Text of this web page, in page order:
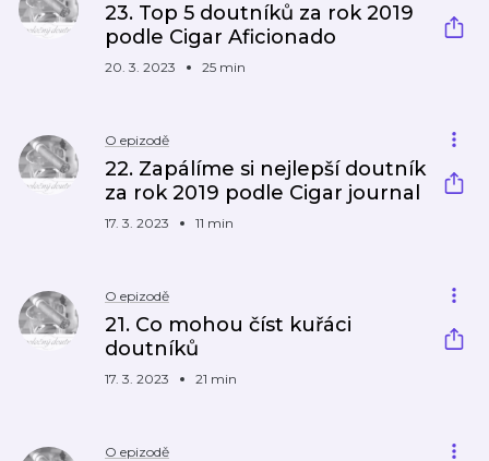
23. Top 5 doutníků za rok 2019
podle Cigar Aficionado
20. 3. 2023 25 min
O epizodě
22. Zapálíme si nejlepší doutník
za rok 2019 podle Cigar journal
17. 3. 2023 11 min
O epizodě
21. Co mohou číst kuřáci
doutníků
17. 3. 2023 21 min
O epizodě